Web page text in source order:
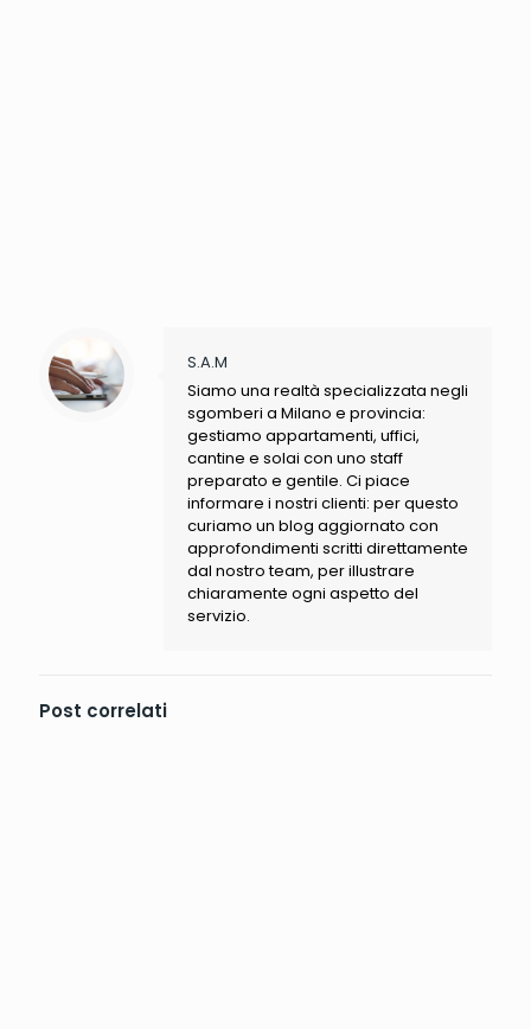
S.A.M
Siamo una realtà specializzata negli
sgomberi a Milano e provincia:
gestiamo appartamenti, uffici,
cantine e solai con uno staff
preparato e gentile. Ci piace
informare i nostri clienti: per questo
curiamo un blog aggiornato con
approfondimenti scritti direttamente
dal nostro team, per illustrare
chiaramente ogni aspetto del
servizio.
Post correlati